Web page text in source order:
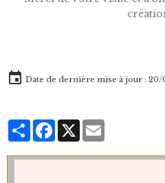
Date de dernière mise à jour : 20/
PartagerFacebook
X